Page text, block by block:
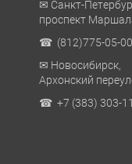
✉ Санкт-
проспект
☎ (812)775-05-00
✉ Новосибирск,
Архонский
☎ +7 (383) 303-